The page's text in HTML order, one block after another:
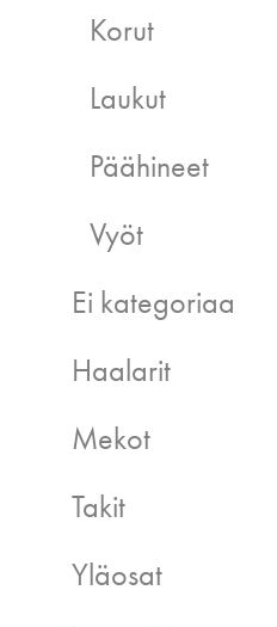
Korut
Laukut
Päähineet
Vyöt
Ei kategoriaa
Haalarit
Mekot
Takit
Yläosat